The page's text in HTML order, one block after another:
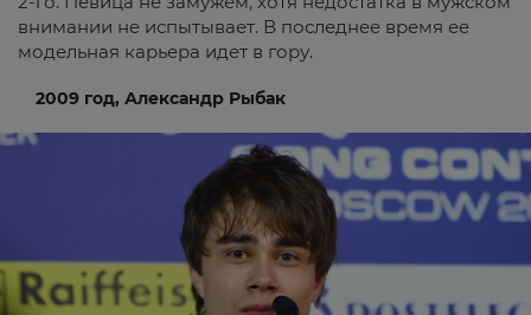
внимании не испытывает. В последнее время ее
модельная карьера идет в гору.
2009 год, Александр Рыбак